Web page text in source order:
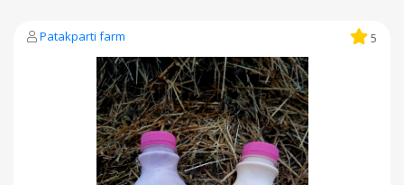
Patakparti farm 5